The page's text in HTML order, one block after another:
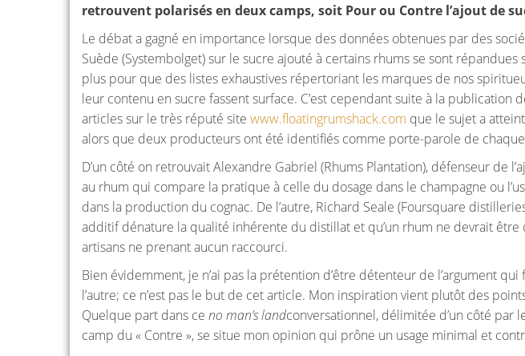
retrouvent polarisés en deux camps, soit Pour ou Contre l’ajout de
Le débat a gagné en importance lorsque des données obtenues par des
Suède (Systembolget) sur le sucre ajouté à certains rhums se sont répandues
plus pour que des listes exhaustives répertoriant les marques de nos
leur contenu en sucre fassent surface. C’est cependant suite à la publication
articles sur le très réputé site www.floatingrumshack.com que le sujet a
alors que deux producteurs ont été identifiés comme porte-parole de
D’un côté on retrouvait Alexandre Gabriel (Rhums Plantation), défenseur de
au rhum qui compare la pratique à celle du dosage dans le champagne ou
dans la production du cognac. De l’autre, Richard Seale (Foursquare
additif dénature la qualité inhérente du distillat et qu’un rhum ne devrait être
artisans ne prenant aucun raccourci.
Bien évidemment, je n’ai pas la prétention d’être détenteur de l’argument
l’autre; ce n’est pas le but de cet article. Mon inspiration vient plutôt des
Quelque part dans ce no man’s landconversationnel, délimitée d’un côté par
camp du « Contre », se situe mon opinion qui prône un usage minimal et